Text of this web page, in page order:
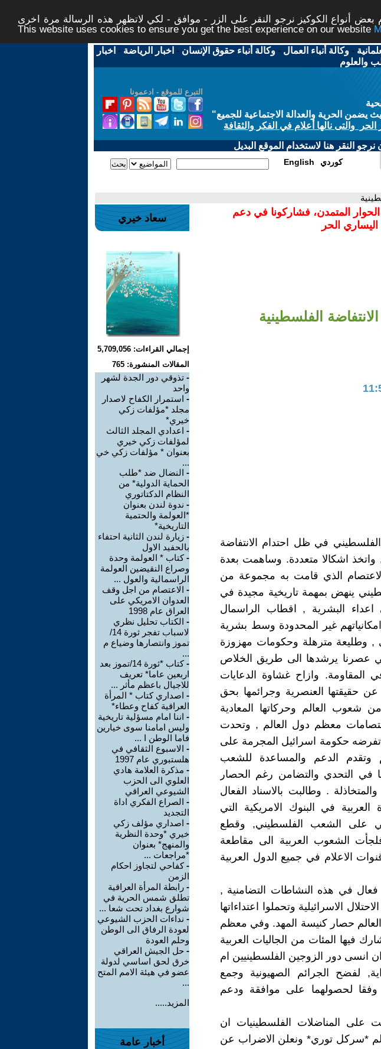
أنواع الكوكيز نرجو النقر على الزر - موافق - لكي لاتظهر هذه الرسالة مرة اخرى -
This website uses cookies to ensure you get the best experience on our website
-وكالة أنباء العمال -وكالة أنباء حقوق الإنسان - اخبار الرياضة - اخبار
والعلوم
التبرع للموقع - ادعمونا
الحرية والعدالة الاجتماعية للجميع"
والتى نالها أعلام في الفكر والثقافة
النقر هنا لاستخدام الموقع البديل
English كوردي
المتمدن، فشاركونا في دعم
الحر
الفلسطينية
في ظل احتدام الانتفاضة
واتخذ اشكالا متعددة. وساهمت بعدة
الذي قامت به مجموعة من
ينهض بمهمة تاريخية مجيدة في
البشرية , اقطاب الراسمال
غير المحدودة وسط بشرية
, وطليعة مترهلة وحكومات مهزوزة
عصرنا يرشدها الى طريق الخلاص
المقاومة. وازاح غشاوة الدعايات
حقيقتها العنصرية وجرائمها بحق
شعوب العالم وحركاتها المعادية
معظم دول العالم , وتحدت
حكومة اسرائيل المجرمة على
وتقدم الدعم والمساعدة للشعب
في التحدي والتضامن رغم الحصار
. وطالبت بالاسناد الفعال
في البنوك الامريكية التي
على الشعب الفلسطيني, وقطع
الشعوب العربية الى مقاطعة
الاعلام في جميع الدول العربية
في هذه النشاطات التضامنية ,
الاسرائيلية وتحملوا اعتداءاتها
حصار كنيسة المهد. وفي معظم
المئات من الجاليات العربية
انسى دور الزوجين الفلسطينيين ام
لفضح الجرائم الصهيونية وجمع
وفقا لحصولهما على موافقة ودعم
المناضلات الفلسطينيات ان
*سركل توري* ونعلن الاضراب عن
سعاد خيري
إجمالي القراءات: 5,709,056
المقالات المنشورة: 765
- تذوقي دور الجدة لشهر
واحد
- استمرار الكفاح لاصدار
مجلد *مؤلفات زكي
خيري*
- اعدادي المجلد الثالث
لمؤلفات زكي خيري
بعنوان * مؤلفات زكي خي
...
- النضال ضد *طلب
الحماية الدولية* من
النظام الدكتاتوري
- ندوة لندن بعنوان
*العولمة والحتمية
التاريخية*
- زيارة لندن الثانية احتفاء
بالحفيد الاول
-كتاب * العولمة وحدة
وصراع النقيضين العولمة
الراسمالية والعول ...
- الاعتصام من اجل وقف
العدوان الامريكي على
العراق عام 1998
- الكتاب تحليل نظري
لاسباب تفجر ثورة 14/
تموز وانتصارها وضياع م
...
-
كتاب *ثورة 14/تموز بعد
اربعين عاما* تعريف
للاجيال باعظم مأثر ...
- اصداري كتاب * المرأة
العراقية كفاح وعطاء*
- اننا امام مسؤلية تاريخية
وليس امامنا سوى خيارين
فاما الوطن ا ...
- الاسبوع الثقافي في
هلستبوري عام 1997
- مذكرة العلامة هادي
العلوي الى الحزب
الشيوعي العراقي
- الصراع الفكري اداة
التجديد
- اصداري مؤلف زكي
خيري *وحدة النظرية
والمنهج* بعنوان
*مراجعات ...
-كفاحي لتجاوز احكام
الزمن
- رابطة المرأة العراقية
تطلق شمس الحرية في
شوارع بغداد تحت شعا ...
- نداءات الحزب الشيوعي
لعودة الرفاق الى الوطن
وحلم العودة
- حل الجيش العراقي
خرق لحق اساسي لدولة
عضو في هيئة الامم المتح
...
المزيد.....
أخبار عامة